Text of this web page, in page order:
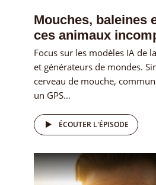
Mouches, baleines
ces animaux
Focus sur les modèles IA de
et générateurs de mondes.
cerveau de mouche,
un GPS...
ÉCOUTER L'ÉPISODE